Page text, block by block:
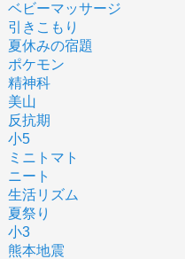
ベビーマッサージ
引きこもり
夏休みの宿題
ポケモン
精神科
美山
反抗期
小5
ミニトマト
ニート
生活リズム
夏祭り
小3
熊本地震